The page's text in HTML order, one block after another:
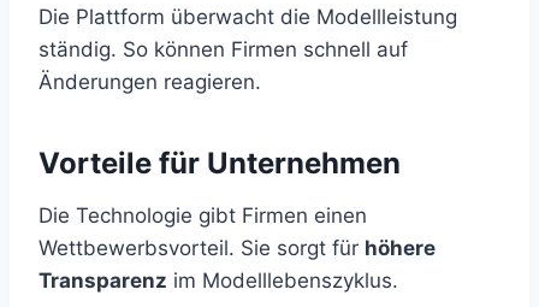
Die Plattform überwacht die Modellleistung
ständig. So können Firmen schnell auf
Änderungen reagieren.
Vorteile für Unternehmen
Die Technologie gibt Firmen einen
Wettbewerbsvorteil. Sie sorgt für höhere
Transparenz im Modelllebenszyklus.